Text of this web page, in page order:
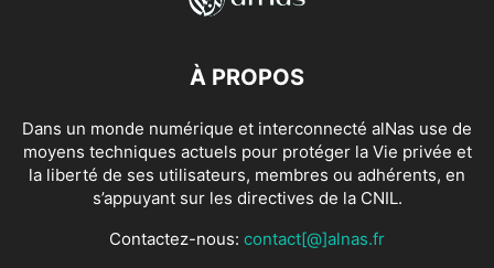
À PROPOS
Dans un monde numérique et interconnecté alNas use de
moyens techniques actuels pour protéger la Vie privée et
la liberté de ses utilisateurs, membres ou adhérents, en
s’appuyant sur les directives de la CNIL.
Contactez-nous: contact[@]alnas.fr